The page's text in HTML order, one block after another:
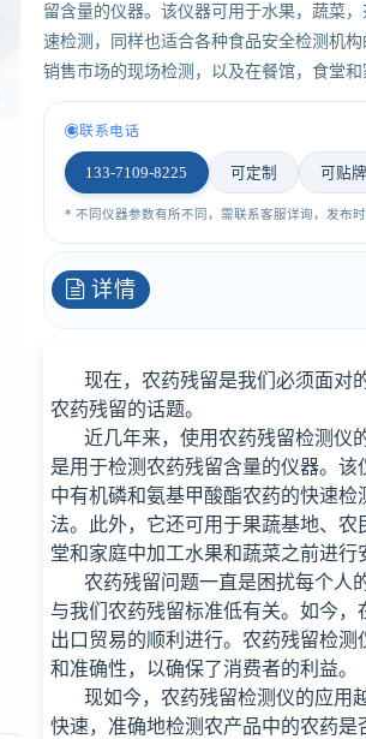
留含量的仪器。该仪器可用于水果，蔬菜
速检测，同样也适合各种食品安全检测机
销售市场的现场检测，以及在餐馆，食堂
联系电话
133-7109-8225 可定制 可贴牌
* 不同仪器参数有所不同，需联系客服详询，发布
详情
现在，农药残留是我们必须面对
农药残留的话题。
近几年来，使用农药残留检测仪的
是用于检测农药残留含量的仪器。
中有机磷和氨基甲酸酯农药的快速
法。此外，它还可用于果蔬基地、
堂和家庭中加工水果和蔬菜之前进行
农药残留问题一直是困扰每个人
与我们农药残留标准低有关。如今
出口贸易的顺利进行。农药残留检
和准确性，以确保了消费者的利益。
现如今，农药残留检测仪的应用
快速，准确地检测农产品中的农药